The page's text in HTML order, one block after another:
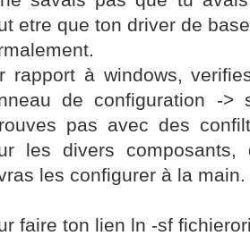
etre que ton driver de
rapport à windows,
de configuration -
pas avec des
les divers
les configurer à la main.
faire ton lien ln -sf